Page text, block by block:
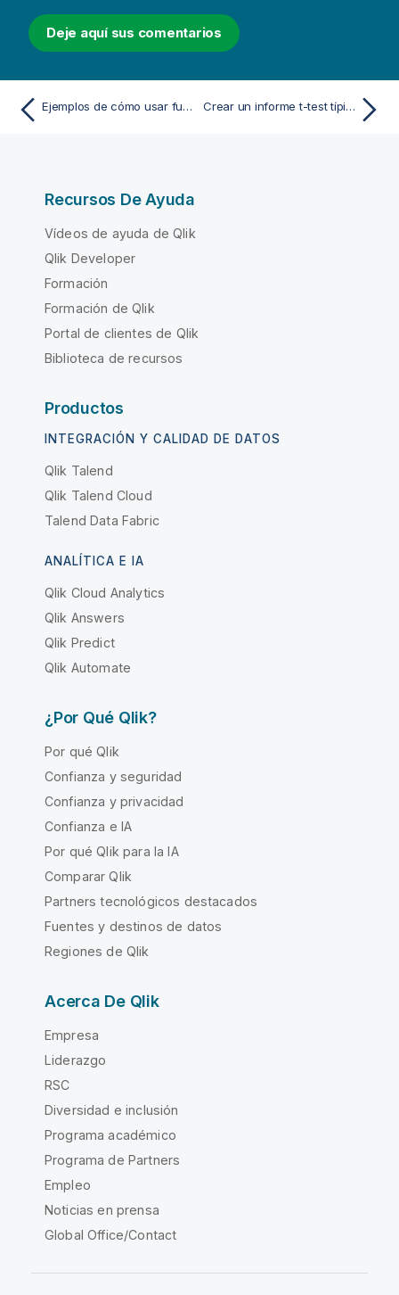
Deje aquí sus comentarios
Ejemplos de cómo usar funciones chi2-test en gráficos Crear un informe t-test típico
Recursos De Ayuda
Vídeos de ayuda de Qlik
Qlik Developer
Formación
Formación de Qlik
Portal de clientes de Qlik
Biblioteca de recursos
Productos
INTEGRACIÓN Y CALIDAD DE DATOS
Qlik Talend
Qlik Talend Cloud
Talend Data Fabric
ANALÍTICA E IA
Qlik Cloud Analytics
Qlik Answers
Qlik Predict
Qlik Automate
¿Por Qué Qlik?
Por qué Qlik
Confianza y seguridad
Confianza y privacidad
Confianza e IA
Por qué Qlik para la IA
Comparar Qlik
Partners tecnológicos destacados
Fuentes y destinos de datos
Regiones de Qlik
Acerca De Qlik
Empresa
Liderazgo
RSC
Diversidad e inclusión
Programa académico
Programa de Partners
Empleo
Noticias en prensa
Global Office/Contact